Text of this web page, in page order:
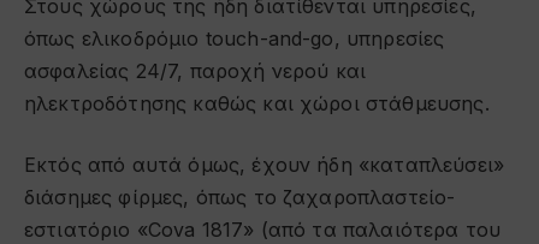
Στους χώρους της ήδη διατίθενται υπηρεσίες,
όπως ελικοδρόμιο touch-and-go, υπηρεσίες
ασφαλείας 24/7, παροχή νερού και
ηλεκτροδότησης καθώς και χώροι στάθμευσης.
Εκτός από αυτά όμως, έχουν ήδη «καταπλεύσει»
διάσημες φίρμες, όπως το ζαχαροπλαστείο-
εστιατόριο «Cova 1817» (από τα παλαιότερα του